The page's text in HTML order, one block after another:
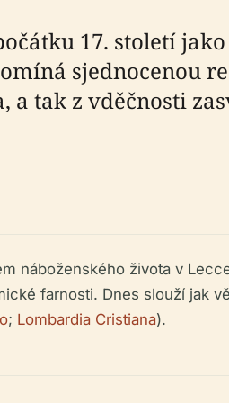
17. století
sjednocenou
tak z vděčnosti
náboženského života v
farnosti. Dnes slouží jak
; Lombardia Cristiana).